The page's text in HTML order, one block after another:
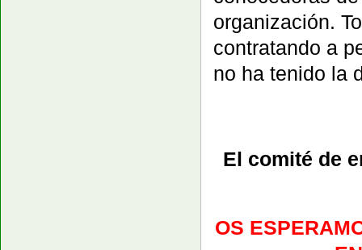
organización.
contratando a
no ha tenido la
El comité de
OS